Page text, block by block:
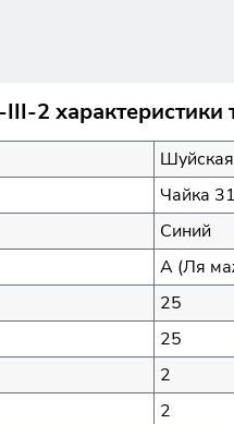
2 характеристики
Чайка
Синий
A (Ля
25
25
2
2